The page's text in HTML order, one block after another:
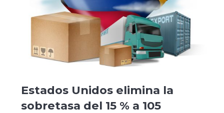
Estados Unidos elimina la
sobretasa del 15 % a 105